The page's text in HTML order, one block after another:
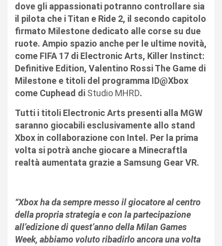
dove gli appassionati potranno controllare sia
il pilota che i Titan e Ride 2, il secondo capitolo
firmato Milestone dedicato alle corse su due
ruote. Ampio spazio anche per le ultime novità,
come FIFA 17 di Electronic Arts, Killer Instinct:
Definitive Edition, Valentino Rossi The Game di
Milestone e titoli del programma ID@Xbox
come Cuphead di Studio MHRD.
Tutti i titoli Electronic Arts presenti alla MGW
saranno giocabili esclusivamente allo stand
Xbox in collaborazione con Intel . Per la prima
volta si potrà anche giocare a Minecraft la
realtà aumentata grazie a Samsung Gear VR.
“Xbox ha da sempre messo il giocatore al centro
della propria strategia e con la partecipazione
all’edizione di quest’anno della Milan Games
Week, abbiamo voluto ribadirlo ancora una volta